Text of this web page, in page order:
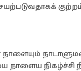
குற்றம்
நிகழ்ச்சி